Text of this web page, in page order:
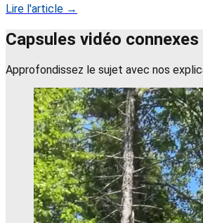
Lire l'article →
Capsules vidéo connexes
Approfondissez le sujet avec nos